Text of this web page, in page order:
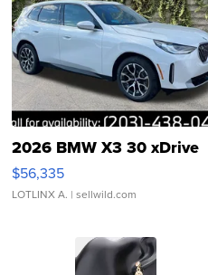
2026 BMW X3 30 xDrive
$56,335
LOTLINX A. | sellwild.com